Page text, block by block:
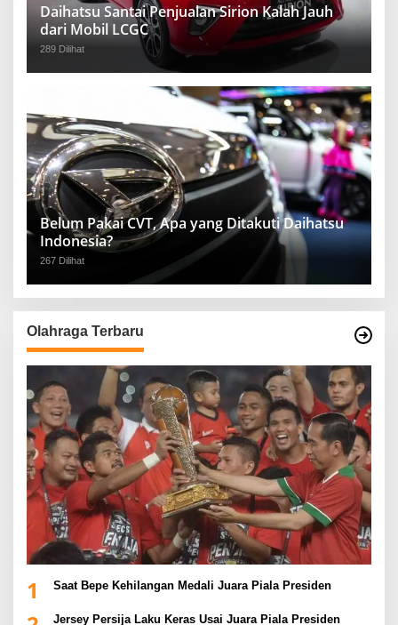
Daihatsu Santai Penjualan Sirion Kalah Jauh
dari Mobil LCGC
289 Dilihat
Belum Pakai CVT, Apa yang Ditakuti Daihatsu
Indonesia?
267 Dilihat
Olahraga Terbaru
1 Saat Bepe Kehilangan Medali Juara Piala Presiden
Jersey Persija Laku Keras Usai Juara Piala Presiden